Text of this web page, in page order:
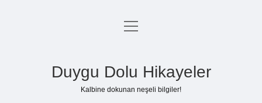
Anasayfa
menüyü
Duygu Dolu Hikayeler
Kalbine dokunan neşeli bilgiler!